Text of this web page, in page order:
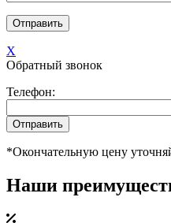
X
Обратный звонок
Телефон:
*Окончательную цену
Наши